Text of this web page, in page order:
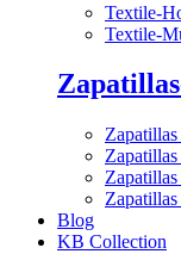
Textile-
Textile-
Blog
KB Collection